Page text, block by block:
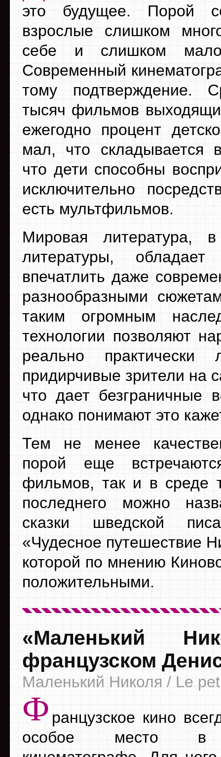
это будущее. Порой
взрослые слишком
себе и слишком
Современный
тому подтверждение.
тысяч фильмов
ежегодно процент
мал, что складывается
что дети способны
исключительно
есть мультфильмов.
Мировая литература,
литературы,
впечатлить даже
разнообразными
таким огромным
технологии позволяют
реально
придирчивые зрители на
что дает безграничные
однако понимают это
Тем не менее
порой еще
фильмов, так и в среде
последнего можно
сказки шведской
«Чудесное путешествие
которой по мнению
положительными.
«Маленький
французском
Маленький Николя / Le
Ф ранцузское кино
особое место в